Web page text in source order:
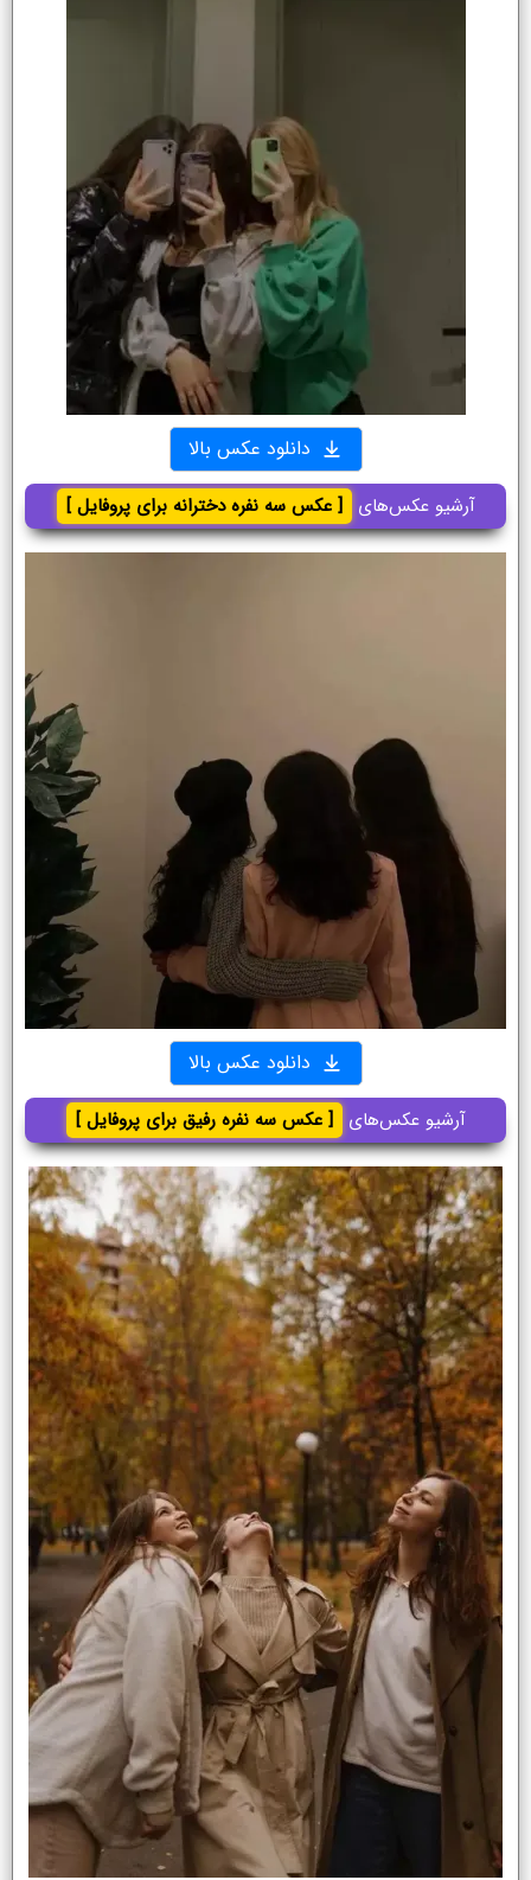
دانلود عکس بالا
آرشیو عکس‌های [ عکس سه نفره دخترانه برای پروفایل ]
دانلود عکس بالا
آرشیو عکس‌های [ عکس سه نفره رفیق برای پروفایل ]